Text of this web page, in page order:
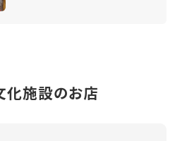
化施設のお店